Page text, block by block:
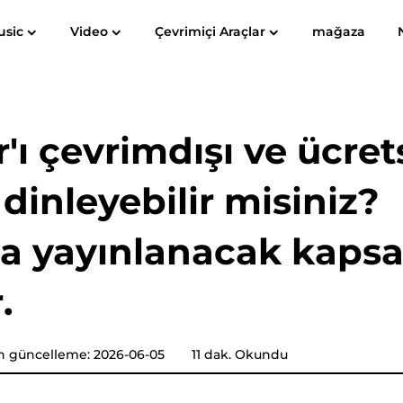
YouTube Müzik Dönüştürücü
Sesli Dönüştürücü
Pandora Müzik Dönüştürücü
Video Çevrimiçi Araçlar mağaza
Kullanıcı Kılavuzu
çevrimdışı ve
misiniz?
yayınlanacak
güncelleme: 2026-06-05 11 dak. Okundu